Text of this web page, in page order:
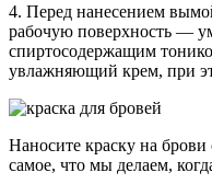
4. Перед нанесением
рабочую поверхность —
спиртосодержащим
увлажняющий крем, при
Наносите краску на
самое, что мы делаем,